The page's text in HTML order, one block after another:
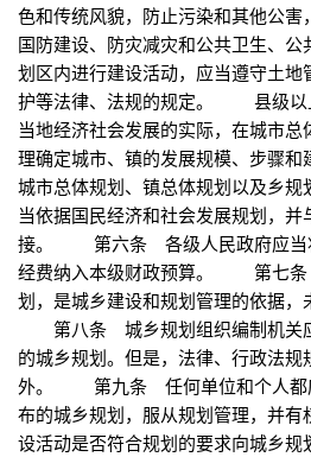
色和传统风貌，防止污染和其他公害
国防建设、防灾减灾和公共卫生
划区内进行建设活动，应当遵守土
护等法律、法规的规定。 县级以
当地经济社会发展的实际，在城市
理确定城市、镇的发展规模、步
城市总体规划、镇总体规划以及乡
当依据国民经济和社会发展规划，
接。 第六条 各级人民政府应当
经费纳入本级财政预算。 第七条
划，是城乡建设和规划管理的依据，
第八条 城乡规划组织编制机关
的城乡规划。但是，法律、行政法
外。 第九条 任何单位和个人都
布的城乡规划，服从规划管理，并
设活动是否符合规划的要求向城